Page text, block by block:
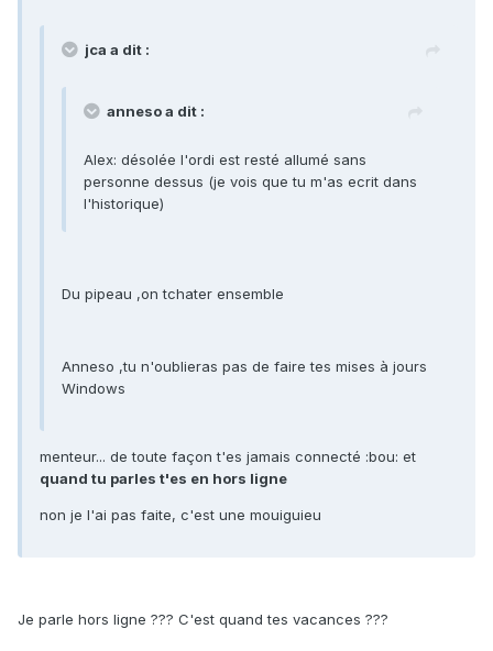
jca a dit :
anneso a dit :
Alex: désolée l'ordi est resté allumé sans
personne dessus (je vois que tu m'as ecrit dans
l'historique)
Du pipeau ,on tchater ensemble
Anneso ,tu n'oublieras pas de faire tes mises à jours
Windows
menteur... de toute façon t'es jamais connecté :bou: et
quand tu parles t'es en hors ligne
non je l'ai pas faite, c'est une mouiguieu
Je parle hors ligne ??? C'est quand tes vacances ???